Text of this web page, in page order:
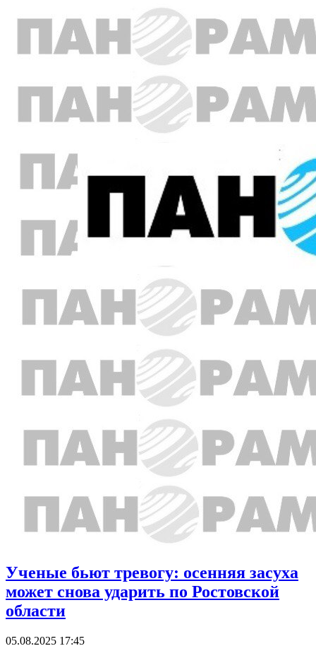
Ученые бьют тревогу: осенняя засуха
может снова ударить по Ростовской
области
05.08.2025 17:45